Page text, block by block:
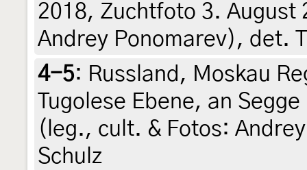
2018, Zuchtfoto 3. August
Andrey Ponomarev), det.
4-5: Russland, Moskau
Tugolese Ebene, an Segge
(leg., cult. & Fotos:
Schulz